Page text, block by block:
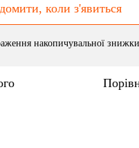
коли з'явиться
накопичувальної знижки